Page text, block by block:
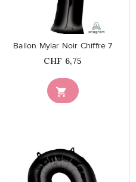

Ballon Mylar Noir Chiffre 7
Prix
CHF 6,75